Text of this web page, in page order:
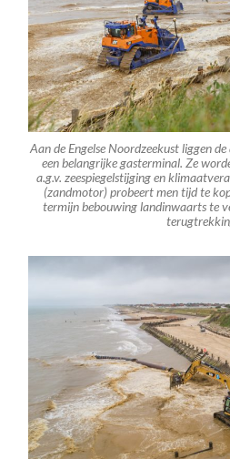
Aan de Engelse Noordzeekust liggen
een belangrijke gasterminal. Ze
a.g.v. zeespiegelstijging en
(zandmotor) probeert men tijd te
termijn bebouwing landinwaarts te